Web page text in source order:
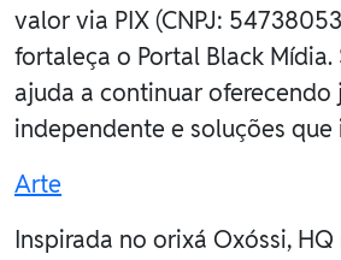
valor via PIX (CNPJ:
fortaleça o Portal Black Mídia.
ajuda a continuar oferecendo
independente e soluções
Arte
Inspirada no orixá Oxóssi,